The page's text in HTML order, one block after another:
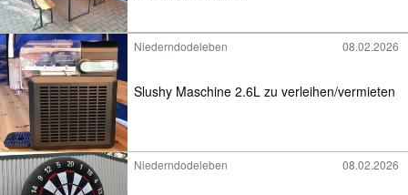
Niederndodeleben 08.02.2026
Slushy Maschine 2.6L zu verleihen/vermieten
Niederndodeleben 08.02.2026